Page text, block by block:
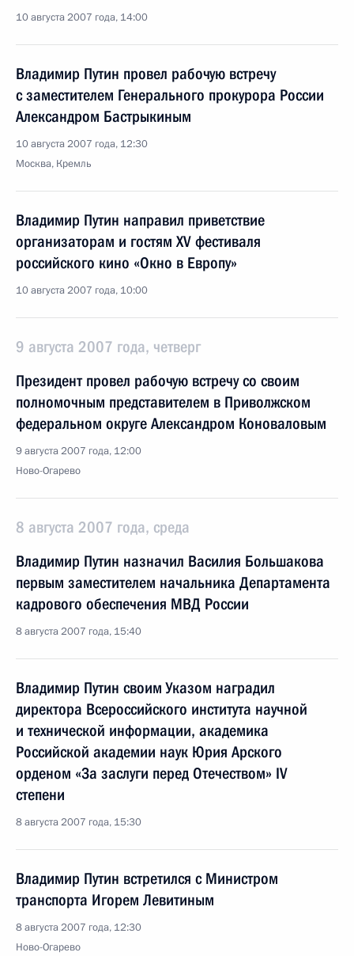
10 августа 2007 года, 14:00
Владимир Путин провел рабочую встречу
с заместителем Генерального прокурора России
Александром Бастрыкиным
10 августа 2007 года, 12:30
Москва, Кремль
Владимир Путин направил приветствие
организаторам и гостям XV фестиваля
российского кино «Окно в Европу»
10 августа 2007 года, 10:00
9 августа 2007 года, четверг
Президент провел рабочую встречу со своим
полномочным представителем в Приволжском
федеральном округе Александром Коноваловым
9 августа 2007 года, 12:00
Ново-Огарево
8 августа 2007 года, среда
Владимир Путин назначил Василия Большакова
первым заместителем начальника Департамента
кадрового обеспечения МВД России
8 августа 2007 года, 15:40
Владимир Путин своим Указом наградил
директора Всероссийского института научной
и технической информации, академика
Российской академии наук Юрия Арского
орденом «За заслуги перед Отечеством» IV
степени
8 августа 2007 года, 15:30
Владимир Путин встретился с Министром
транспорта Игорем Левитиным
8 августа 2007 года, 12:30
Ново-Огарево